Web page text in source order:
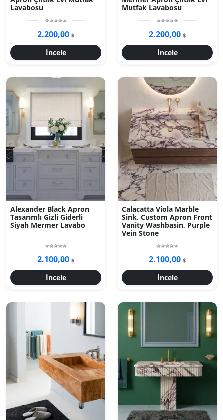
Lavabosu
2.200,00 $
İncele
Mutfak Lavabosu
2.200,00 $
İncele
Alexander Black Apron
Tasarımlı Gizli Giderli
Siyah Mermer Lavabo
2.100,00 $
İncele
Calacatta Viola Marble
Sink, Custom Apron Front
Vanity Washbasin, Purple
Vein Stone
2.100,00 $
İncele